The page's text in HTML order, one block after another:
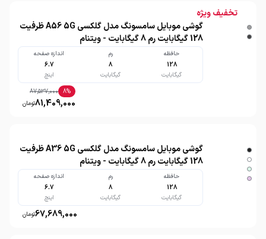
تخفیف ویژه
گوشی موبایل سامسونگ مدل گلکسی A56 5G ظرفیت
128 گیگابایت رم 8 گیگابایت - ویتنام
حافظه
128
گیگابایت
رم
8
گیگابایت
اندازه صفحه
6.7
اینچ
8%
87,537,000
81,409,000تومان
گوشی موبایل سامسونگ مدل گلکسی A36 5G ظرفیت
128 گیگابایت رم 8 گیگابایت - ویتنام
حافظه
128
گیگابایت
رم
8
گیگابایت
اندازه صفحه
6.7
اینچ
67,689,000تومان